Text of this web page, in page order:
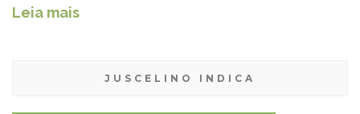
Leia mais
JUSCELINO INDICA